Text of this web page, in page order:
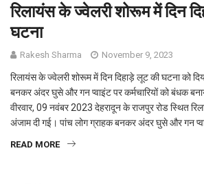
रिलायंस के ज्वेलरी शोरूम में दिन
घटना
Rakesh Sharma November 9, 2023
रिलायंस के ज्वेलरी शोरूम में दिन दिहाड़े लूट की घटना को
बनकर अंदर घुसे और गन प्वाइंट पर कर्मचारियों को बंधक
वीरवार, 09 नवंबर 2023 देहरादून के राजपुर रोड स्थित
अंजाम दी गई। पांच लोग ग्राहक बनकर अंदर घुसे और गन
READ MORE